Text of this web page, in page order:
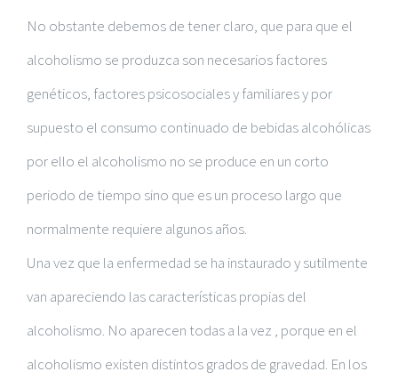
No obstante debemos de tener claro, que para que el
alcoholismo se produzca son necesarios factores
genéticos, factores psicosociales y familiares y por
supuesto el consumo continuado de bebidas alcohólicas
por ello el alcoholismo no se produce en un corto
periodo de tiempo sino que es un proceso largo que
normalmente requiere algunos años.
Una vez que la enfermedad se ha instaurado y sutilmente
van apareciendo las características propias del
alcoholismo. No aparecen todas a la vez , porque en el
alcoholismo existen distintos grados de gravedad. En los